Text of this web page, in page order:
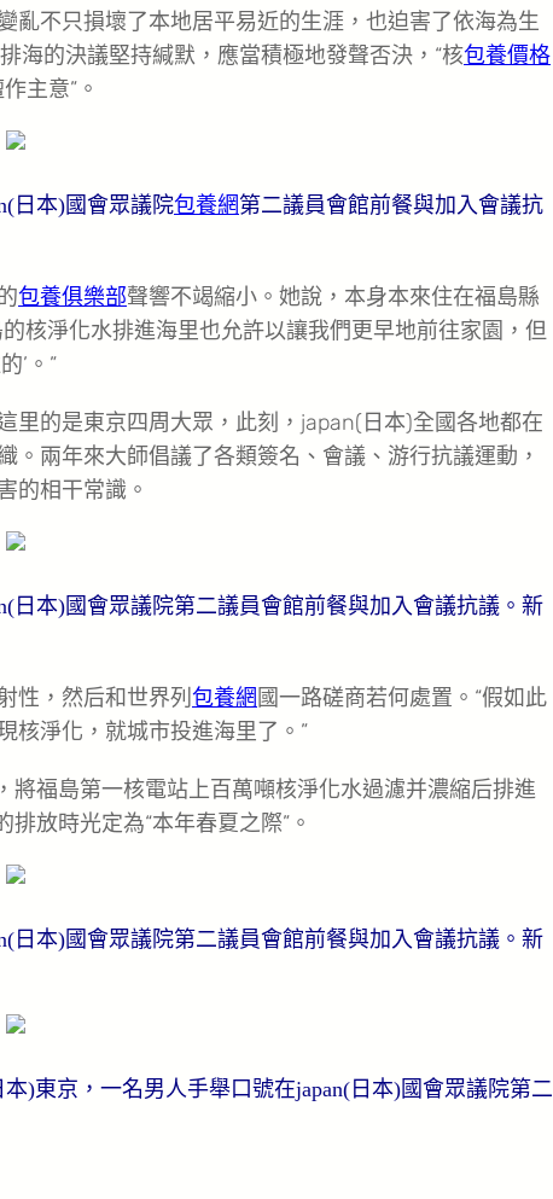
不只損壞了本地居平易近的生涯，也迫害了依海為生
海的決議堅持緘默，應當積極地發聲否決，“核包養價格
主意”。
日本)國會眾議院包養網第二議員會館前餐與加入會議抗
包養俱樂部聲響不竭縮小。她說，本身本來住在福島縣
核淨化水排進海里也允許以讓我們更早地前往家園，但
’。”
里的是東京四周大眾，此刻，japan(日本)全國各地都在
兩年來大師倡議了各類簽名、會議、游行抗議運動，
的相干常識。
本)國會眾議院第二議員會館前餐與加入會議抗議。新
，然后和世界列 包養網 國一路磋商若何處置。“假如此
核淨化，就城市投進海里了。”
將福島第一核電站上百萬噸核淨化水過濾并濃縮后排進
放時光定為“本年春夏之際”。
本)國會眾議院第二議員會館前餐與加入會議抗議。新
)東京，一名男人手舉口號在japan(日本)國會眾議院第二